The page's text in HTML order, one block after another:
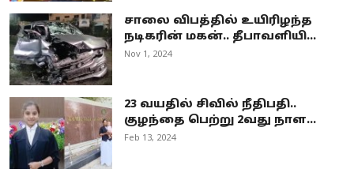
சாலை விபத்தில் உயிரிழந்த
நடிகரின் மகன்.. தீபாவளியி...
Nov 1, 2024
23 வயதில் சிவில் நீதிபதி..
குழந்தை பெற்று 2வது நாள...
Feb 13, 2024